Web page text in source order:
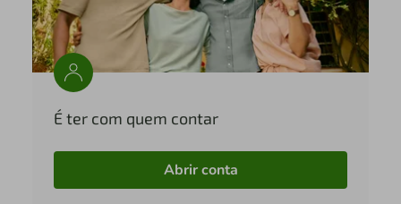
É ter com quem contar
Abrir conta